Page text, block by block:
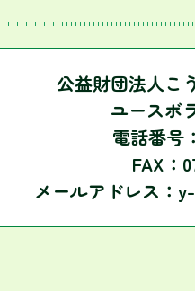
公益財団法人こ
ユースボ
電話番号
FAX：
メールアドレス：